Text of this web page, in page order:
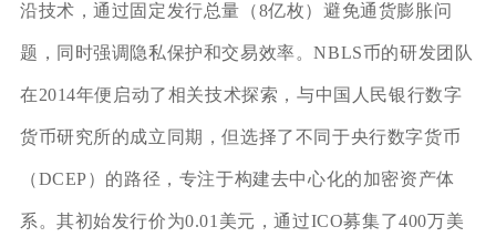
沿技术，通过固定发行总量（8亿枚）避免通货膨胀问
题，同时强调隐私保护和交易效率。NBLS币的研发团队
在2014年便启动了相关技术探索，与中国人民银行数字
货币研究所的成立同期，但选择了不同于央行数字货币
（DCEP）的路径，专注于构建去中心化的加密资产体
系。其初始发行价为0.01美元，通过ICO募集了400万美